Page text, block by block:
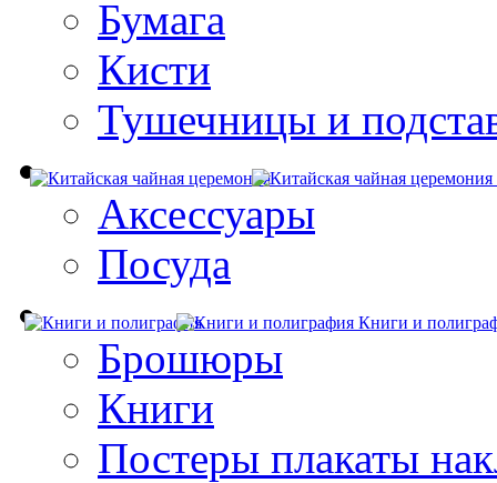
Бумага
Кисти
Тушечницы и
Аксессуары
Посуда
Книги и
Брошюры
Книги
Постеры плакаты